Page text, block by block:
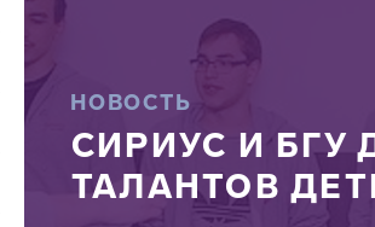
НОВОСТЬ
СИРИУС И
ТАЛАНТОВ